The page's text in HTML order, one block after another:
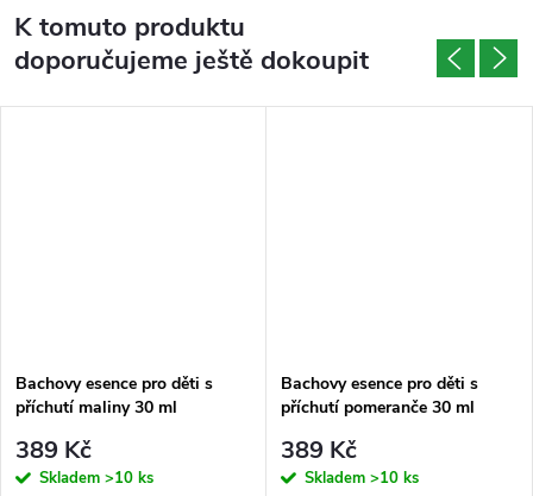
K tomuto produktu
doporučujeme ještě dokoupit
Bachovy esence pro děti s
příchutí maliny 30 ml
389 Kč
Skladem >10 ks
Bachovy esence pro děti s
příchutí pomeranče 30 ml
389 Kč
Skladem >10 ks